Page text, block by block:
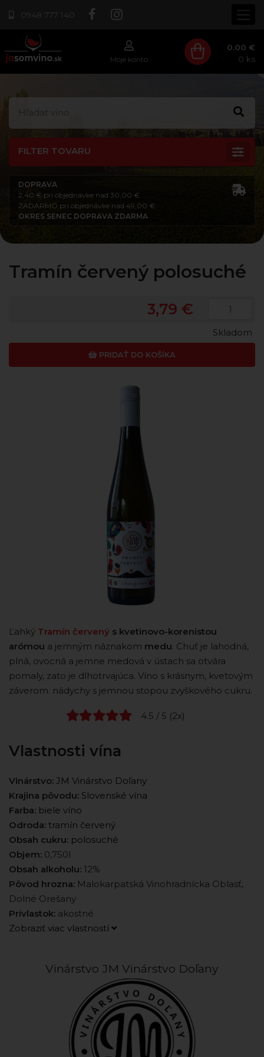
0948 777 140
Moje konto
0.00 €
0 ks
FILTER TOVARU
DOPRAVA
2,40 € pri objednávke nad 30,00 €
ZADARMO pri objednávke nad 49,00 €
OKRES SENEC DOPRAVA ZDARMA
Tramín červený polosuché
3,79 €
PRIDAŤ DO KOŠÍKA
Skladom
Ľahký Tramín červený s kvetinovo-korenistou
arómou a jemným náznakom medu. Chuť je lahodná,
plná, ovocná a jemne medová v ústach sa otvára
pomaly, zato je dlhotrvajúca. Víno s krásnym, kvetovým
záverom. nádychy s jemnou stopou zvyškového cukru.
4.5 / 5 (2x)
Vlastnosti vína
Vinárstvo: JM Vinárstvo Doľany
Krajina pôvodu: Slovenské vína
Farba: biele víno
Odroda: tramín červený
Obsah cukru: polosuché
Objem: 0,750l
Obsah alkoholu: 12%
Pôvod hrozna: Malokarpatská Vinohradnícka Oblasť,
Dolné Orešany
Prívlastok: akostné
Zobraziť viac vlastností
Vinárstvo JM Vinárstvo Doľany